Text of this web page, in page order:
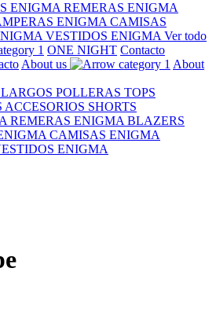
ENIGMA REMERAS ENIGMA
ENIGMA CAMISAS
VESTIDOS ENIGMA Ver todo
ONE NIGHT Contacto
About us
About
POLLERAS TOPS
ACCESORIOS SHORTS
REMERAS ENIGMA BLAZERS
CAMISAS ENIGMA
ENIGMA